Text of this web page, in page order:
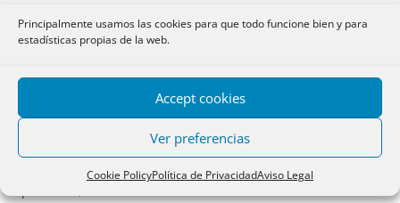
Principalmente usamos las cookies para que todo funcione bien y para
estadísticas propias de la web.
Accept cookies
Ver preferencias
Cookie PolicyPolítica de PrivacidadAviso Legal
variable.
entregar al prestatario o potencial prestatario, y, en su
caso, a toda persona física que sea fiadora o garante del